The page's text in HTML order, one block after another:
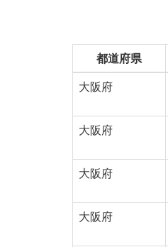
都道府県
大阪府
大阪府
大阪府
大阪府